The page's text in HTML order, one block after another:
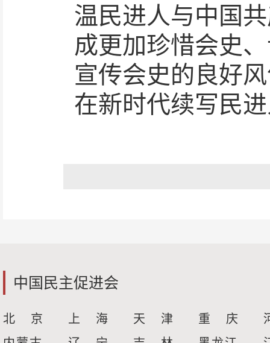
温民进人与中国
成更加珍惜会史
宣传会史的良好
在新时代续写民
中国民主促进会
北 京 上 海 天 津 重 庆